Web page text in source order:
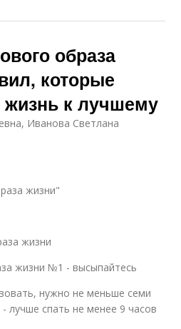
образа
которые
к лучшему
Иванова Светлана
жизни"
жизни
жизни №1 - высыпайтесь
нужно не меньше семи
лучше спать не менее 9 часов